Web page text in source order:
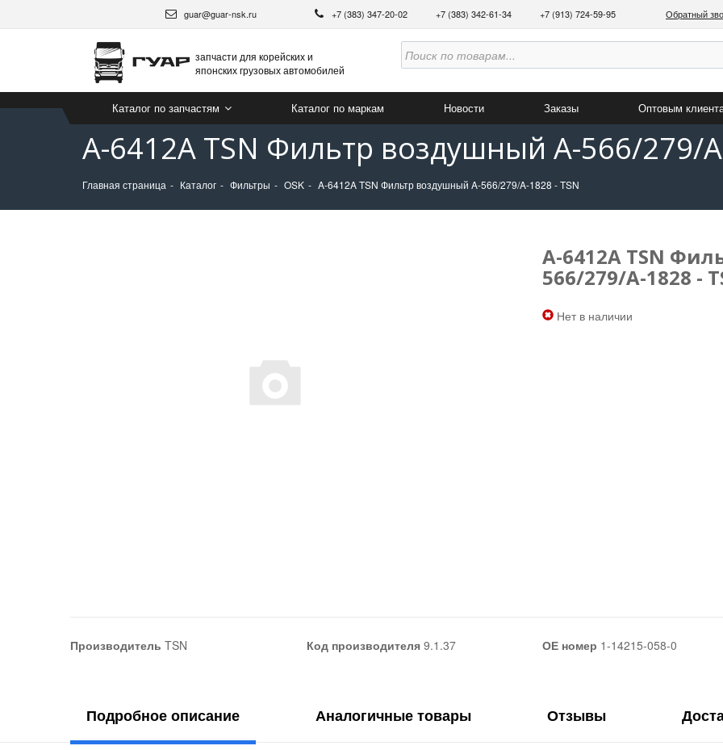
guar@guar-nsk.ru +7 (383) 347-20-02 +7 (383) 342-61-34 +7 (913) 724-59-95 Обратный
запчасти для корейских и
японских грузовых автомобилей
Каталог по запчастям Каталог по маркам Новости Заказы Оптовым
A-6412A TSN Фильтр воздушный A-566/279/
Главная страница Каталог Фильтры OSK A-6412A TSN Фильтр воздушный A-566/279/A-1828 - TSN
A-6412A TSN
566/279/A-1828 -
Нет в наличии
Производитель TSN Код производителя9.1.37 ОЕ номер 1-14215-058-0
Подробное описание Аналогичные товары Отзывы